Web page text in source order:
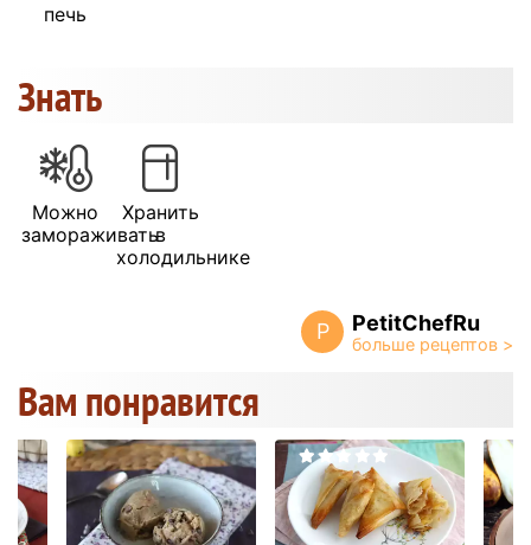
печь
Знать
Можно
замораживать
Хранить
в
холодильнике
P PetitChefRu
Вам понравится